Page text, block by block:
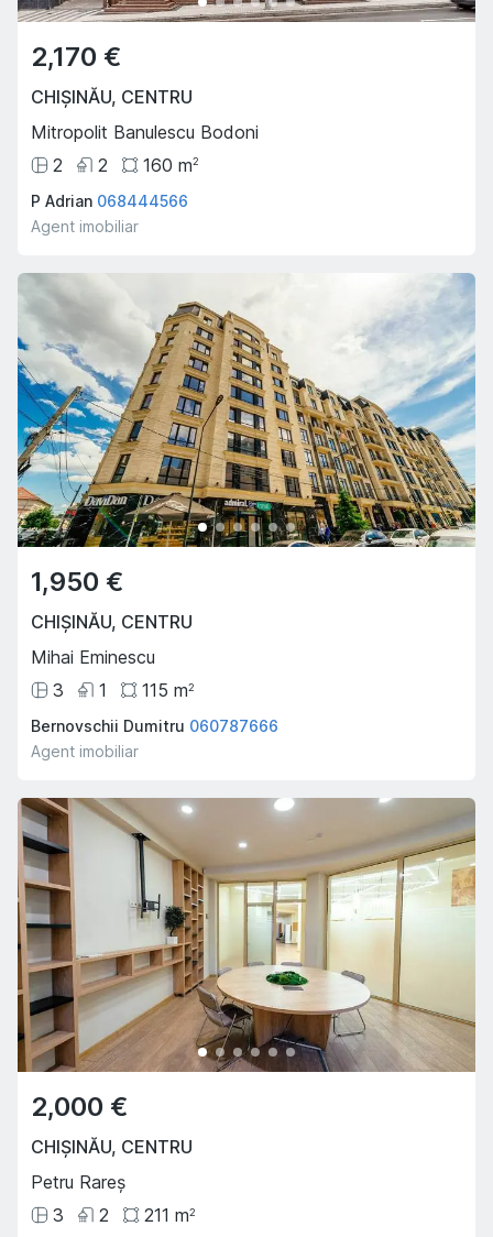
2,170 €
CHIȘINĂU, CENTRU
Mitropolit Banulescu Bodoni
2
2 160 m2
P Adrian 068444566
Agent imobiliar
1,950 €
CHIȘINĂU, CENTRU
Mihai Eminescu
3
1 115 m2
Bernovschii Dumitru 060787666
Agent imobiliar
2,000 €
CHIȘINĂU, CENTRU
Petru Rareș
3
2 211 m2